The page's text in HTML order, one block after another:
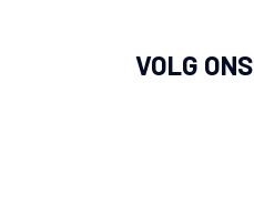
VOLG ONS